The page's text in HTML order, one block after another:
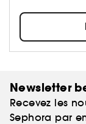
Newsletter
Recevez les
Sephora par